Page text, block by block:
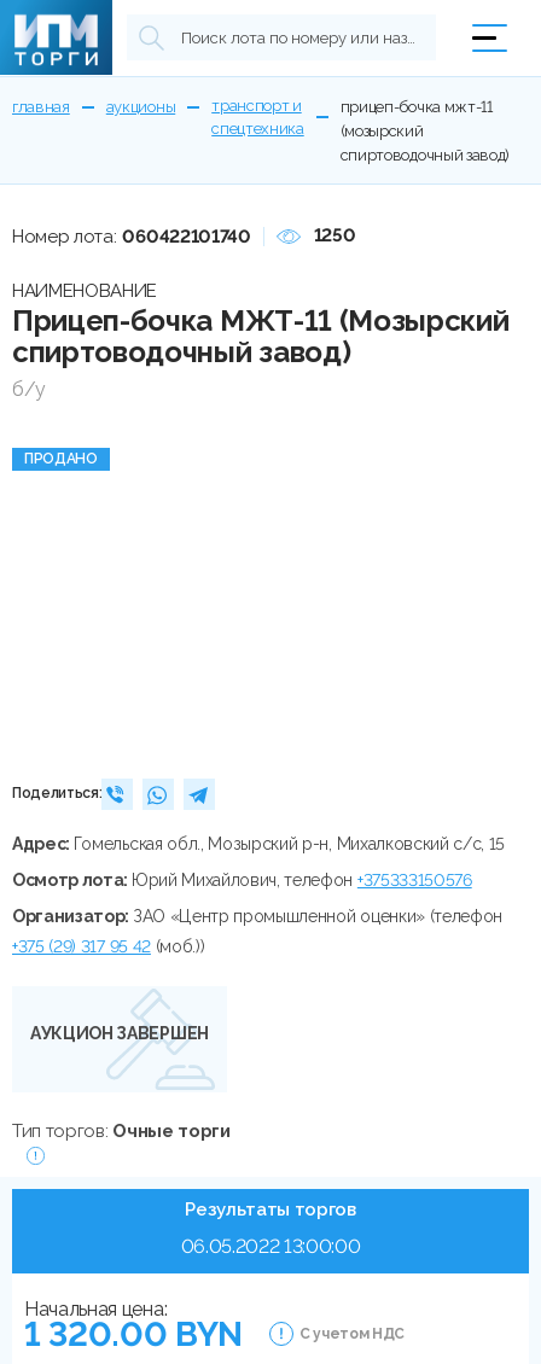
главная аукционы
транспорт и
спецтехника
прицеп-бочка мжт-11
(мозырский
спиртоводочный завод)
ПРОДАНО
Поделиться:
Номер лота: 060422101740 1250
НАИМЕНОВАНИЕ
Прицеп-бочка МЖТ-11 (Мозырский
спиртоводочный завод)
б/у
Адрес: Гомельская обл., Мозырский р-н, Михалковский с/с, 15
Осмотр лота: Юрий Михайлович, телефон +375333150576
Организатор: ЗАО «Центр промышленной оценки» (телефон
+375 (29) 317 95 42(моб.))
АУКЦИОН ЗАВЕРШЕН
Тип торгов: Очные торги
Результаты торгов
06.05.2022 13:00:00
Начальная цена:
1 320.00 BYN С учетом НДС